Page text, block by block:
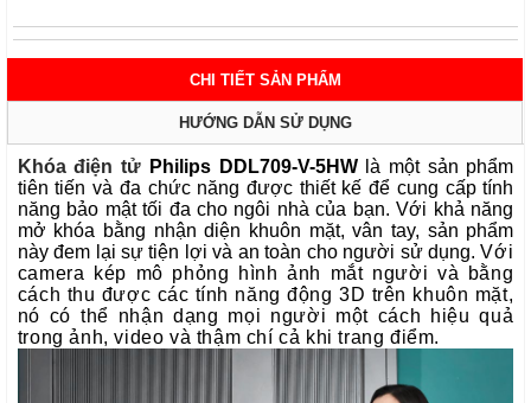
CHI TIẾT SẢN PHẨM
HƯỚNG DẪN SỬ DỤNG
Khóa điện tử Philips DDL709-V-5HW
là một sản phẩm
tiên tiến và đa chức năng được thiết kế để cung cấp tính
năng bảo mật tối đa cho ngôi nhà của bạn. Với khả năng
mở khóa bằng nhận diện khuôn mặt, vân tay, sản phẩm
này đem lại sự tiện lợi và an toàn cho người sử dụng.Với
camera kép mô phỏng hình ảnh mắt người và bằng
cách thu được các tính năng động 3D trên khuôn mặt,
nó có thể nhận dạng mọi người một cách hiệu quả
trong ảnh, video và thậm chí cả khi trang điểm.